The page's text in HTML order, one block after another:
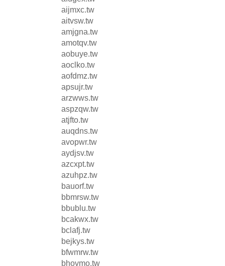
aijmxc.tw
aitvsw.tw
amjgna.tw
amotqv.tw
aobuye.tw
aoclko.tw
aofdmz.tw
apsujr.tw
arzwws.tw
aspzqw.tw
atjfto.tw
auqdns.tw
avopwr.tw
aydjsv.tw
azcxpt.tw
azuhpz.tw
bauorf.tw
bbmrsw.tw
bbublu.tw
bcakwx.tw
bclafj.tw
bejkys.tw
bfwmrw.tw
bhovmo.tw